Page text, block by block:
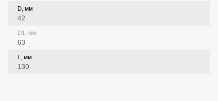
D, мм
42
D1, мм
63
L, мм
130